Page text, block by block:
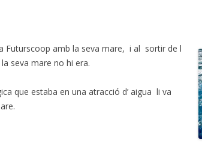
Futurscoop amb la seva mare, i al sortir de l
seva mare no hi era.
que estaba en una atracció d’ aigua li va